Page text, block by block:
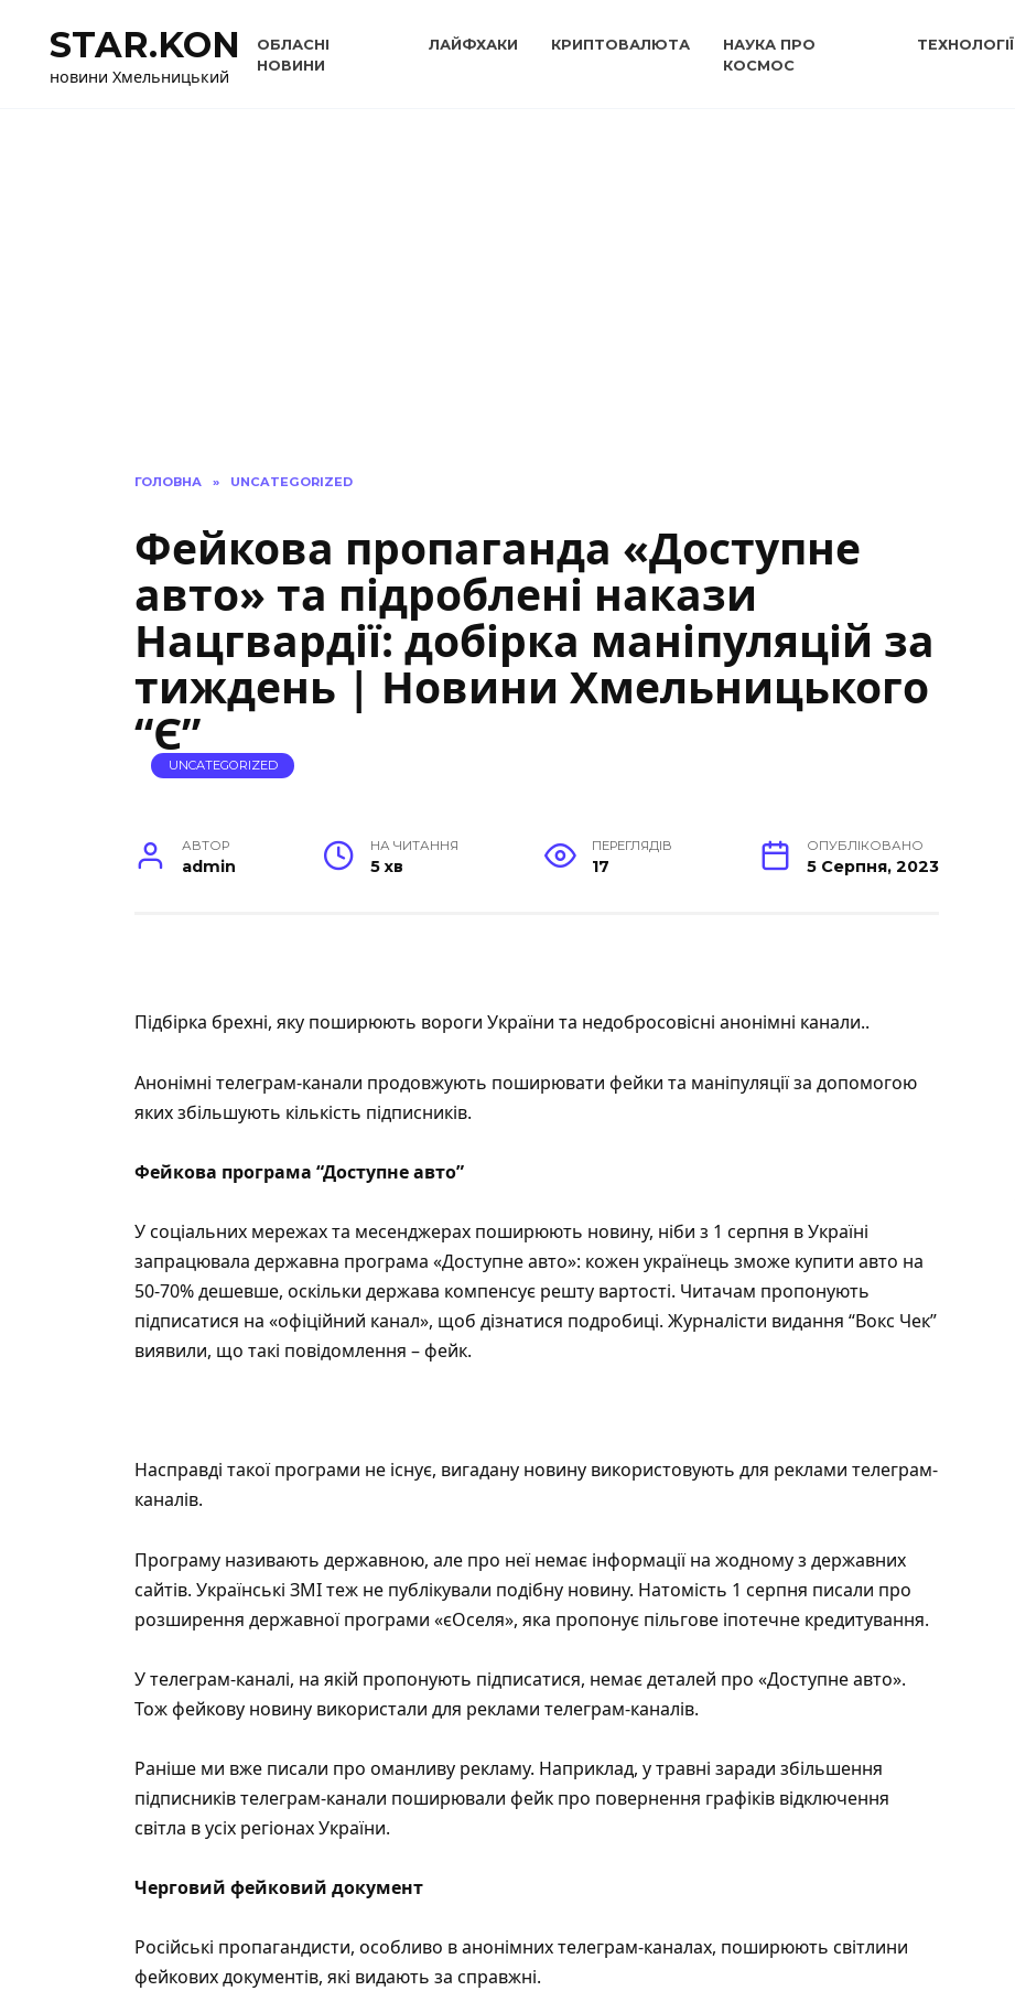
вмістуSTAR.KON
новини Хмельницький
ОБЛАСНІ
НОВИНИ
ЛАЙФХАКИ КРИПТОВАЛЮТА
НАУКА ПРО
КОСМОС
ТЕХНОЛОГІЇ
ГОЛОВНА » UNCATEGORIZED
Фейкова пропаганда «Доступне
авто» та підроблені накази
Нацгвардії: добірка маніпуляцій за
тиждень | Новини Хмельницького
“Є”
UNCATEGORIZED
АВТОР
admin
НА ЧИТАННЯ
5 хв
ПЕРЕГЛЯДІВ
17
ОПУБЛІКОВАНО
5 Серпня, 2023
Підбірка брехні, яку поширюють вороги України та недобросовісні анонімні канали..
Анонімні телеграм-канали продовжують поширювати фейки та маніпуляції за допомогою
яких збільшують кількість підписників.
Фейкова програма “Доступне авто”
У соціальних мережах та месенджерах поширюють новину, ніби з 1 серпня в Україні
запрацювала державна програма «Доступне авто»: кожен українець зможе купити авто на
50-70% дешевше, оскільки держава компенсує решту вартості. Читачам пропонують
підписатися на «офіційний канал», щоб дізнатися подробиці. Журналісти видання “Вокс Чек”
виявили, що такі повідомлення – фейк.
Насправді такої програми не існує, вигадану новину використовують для реклами телеграм-
каналів.
Програму називають державною, але про неї немає інформації на жодному з державних
сайтів. Українські ЗМІ теж не публікували подібну новину. Натомість 1 серпня писали про
розширення державної програми «єОселя», яка пропонує пільгове іпотечне кредитування.
У телеграм-каналі, на якій пропонують підписатися, немає деталей про «Доступне авто».
Тож фейкову новину використали для реклами телеграм-каналів.
Раніше ми вже писали про оманливу рекламу. Наприклад, у травні заради збільшення
підписників телеграм-канали поширювали фейк про повернення графіків відключення
світла в усіх регіонах України.
Черговий фейковий документ
Російські пропагандисти, особливо в анонімних телеграм-каналах, поширюють світлини
фейкових документів, які видають за справжні.